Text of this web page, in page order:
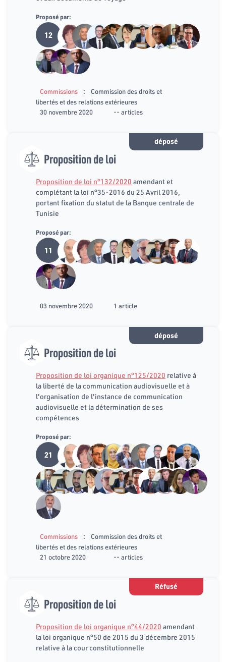
Proposé par:
12
Commissions :
Commission des droits et
libertés et des relations extérieures
30 novembre 2020
-- articles
déposé
Proposition de loi
Proposition de loi n°132/2020 amendant et
complétant la loi n°35-2016 du 25 Avril 2016,
portant fixation du statut de la Banque centrale de
Tunisie
Proposé par:
11
03 novembre 2020 1 article
déposé
Proposition de loi
Proposition de loi organique n°125/2020 relative à
la liberté de la communication audiovisuelle et à
l'organisation de l'instance de communication
audiovisuelle et la détermination de ses
compétences
Proposé par:
21
Commissions :
Commission des droits et
libertés et des relations extérieures
21 octobre 2020
-- articles
Réfusé
Proposition de loi
Proposition de loi organique n°44/2020 amendant
la loi organique n°50 de 2015 du 3 décembre 2015
relative à la cour constitutionnelle